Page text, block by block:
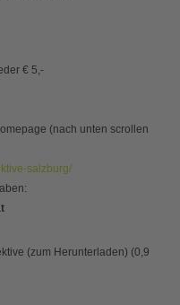
€ 5,-
(nach unten scrollen
salzburg/
(zum Herunterladen) (0,9